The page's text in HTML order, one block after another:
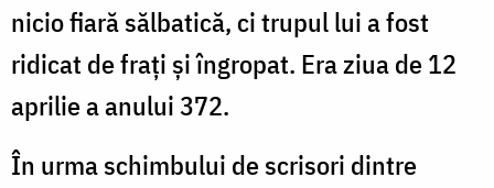
nicio fiară sălbatică, ci trupul lui a fost
ridicat de fraţi şi îngropat. Era ziua de 12
aprilie a anului 372.
În urma schimbului de scrisori dintre